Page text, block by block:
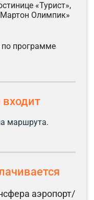
Олимпик»
по программе
входит
маршрута.
аэропорт/